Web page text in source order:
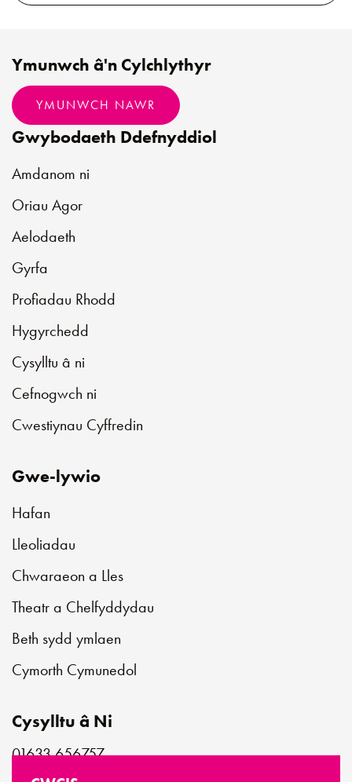
Gwybodaeth Ddefnyddiol
Amdanom ni
Oriau Agor
Aelodaeth
Gyrfa
Profiadau Rhodd
Hygyrchedd
Cysylltu â ni
Cefnogwch ni
Cwestiynau Cyffredin
Gwe-lywio
Hafan
Lleoliadau
Chwaraeon a Lles
Theatr a Chelfyddydau
Beth sydd ymlaen
Cymorth Cymunedol
Cysylltu â Ni
01633 656757
Ymunwch â'n Cylchlythyr
YMUNWCH NAWR